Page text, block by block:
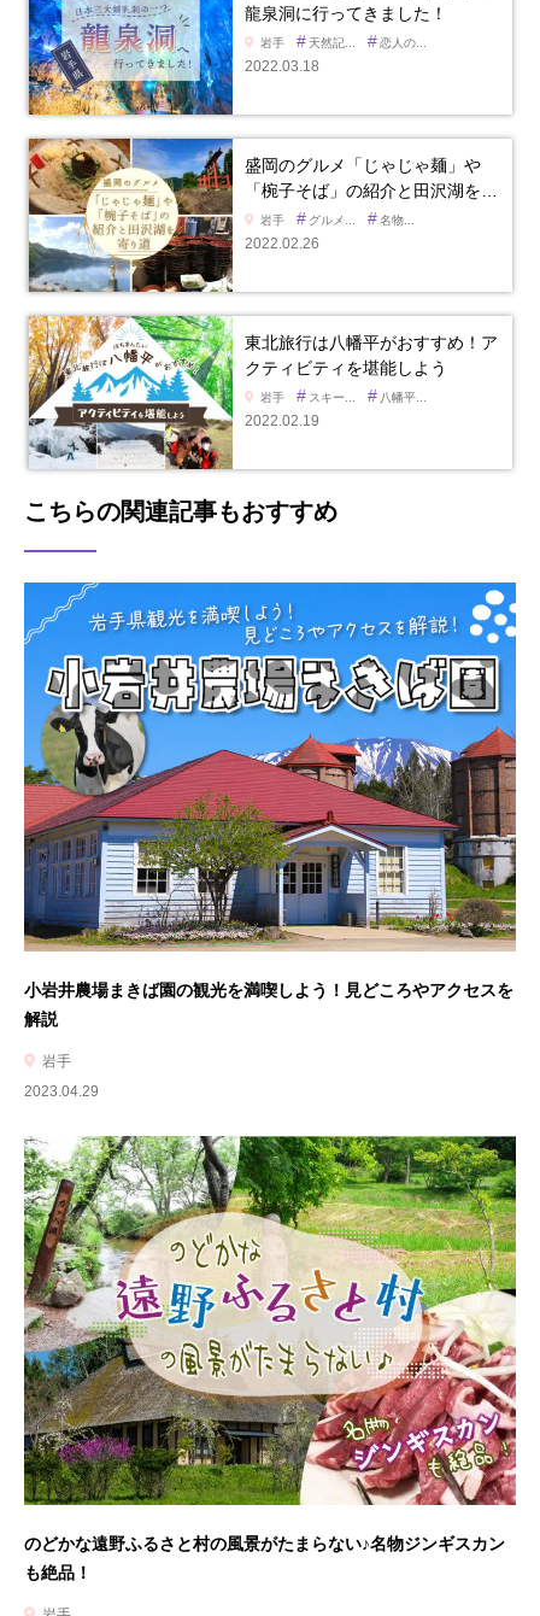
龍泉洞に行ってきました！
岩手 # 天然記... #恋人の...
2022.03.18
盛岡のグルメ「じゃじゃ麺」や
「椀子そば」の紹介と田沢湖を…
岩手 # グルメ... #名物...
2022.02.26
東北旅行は八幡平がおすすめ！ア
クティビティを堪能しよう
岩手 # スキー... # 八幡平...
2022.02.19
こちらの関連記事もおすすめ
小岩井農場まきば園の観光を満喫しよう！見どころやアクセスを
解説
岩手
2023.04.29
のどかな遠野ふるさと村の風景がたまらない♪名物ジンギスカン
も絶品！